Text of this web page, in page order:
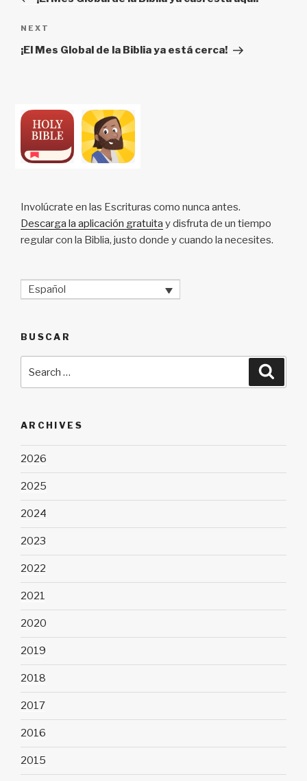
Next
Post
NEXT
¡El Mes Global de la Biblia ya está cerca!
Involúcrate en las Escrituras como nunca antes.
Descarga la aplicación gratuita y disfruta de un tiempo
regular con la Biblia, justo donde y cuando la necesites.
Español
BUSCAR
ARCHIVES
2026
2025
2024
2023
2022
2021
2020
2019
2018
2017
2016
2015